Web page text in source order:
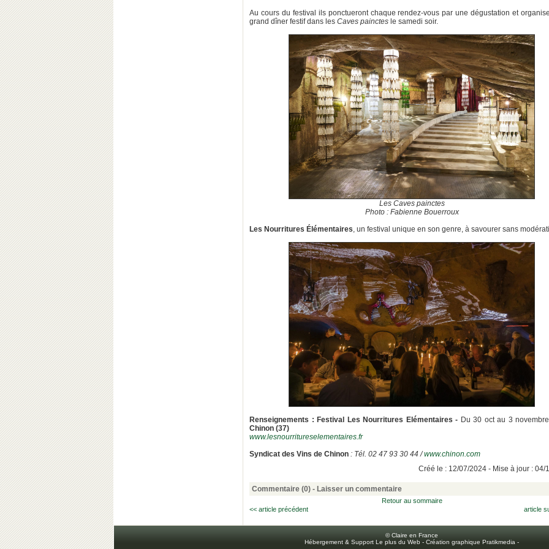
Au cours du festival ils ponctueront chaque rendez-vous par une dégustation et
grand dîner festif dans les Caves painctes le samedi soir.
Les Caves painctes
Photo : Fabienne Bouerroux
Les Nourritures Élémentaires, un festival unique en son genre, à savourer sans
Renseignements : Festival Les Nourritures Elémentaires - Du 30 oct au 3
Chinon (37)
www.lesnourritureselementaires.fr
Syndicat des Vins de Chinon : Tél. 02 47 93 30 44 /www.chinon.com
Créé le : 12/07/2024 - Mise à jour : 04/
Commentaire (0) - Laisser un commentaire
Retour au sommaire
article
<< article précédent
© Claire en France
Hébergement & Support Le plus du Web - Création graphique Pratikmedia -